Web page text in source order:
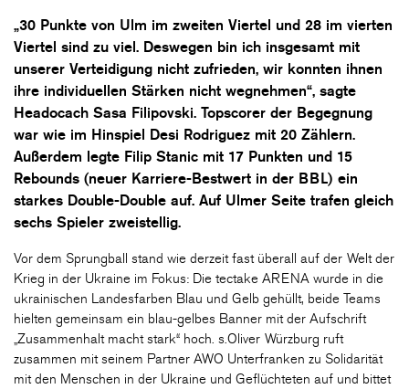
„30 Punkte von Ulm im zweiten Viertel und 28 im vierten
Viertel sind zu viel. Deswegen bin ich insgesamt mit
unserer Verteidigung nicht zufrieden, wir konnten ihnen
ihre individuellen Stärken nicht wegnehmen“, sagte
Headocach Sasa Filipovski. Topscorer der Begegnung
war wie im Hinspiel Desi Rodriguez mit 20 Zählern.
Außerdem legte Filip Stanic mit 17 Punkten und 15
Rebounds (neuer Karriere-Bestwert in der BBL) ein
starkes Double-Double auf. Auf Ulmer Seite trafen gleich
sechs Spieler zweistellig.
Vor dem Sprungball stand wie derzeit fast überall auf der Welt der
Krieg in der Ukraine im Fokus: Die tectake ARENA wurde in die
ukrainischen Landesfarben Blau und Gelb gehüllt, beide Teams
hielten gemeinsam ein blau-gelbes Banner mit der Aufschrift
„Zusammenhalt macht stark“ hoch. s.Oliver Würzburg ruft
zusammen mit seinem Partner AWO Unterfranken zu Solidarität
mit den Menschen in der Ukraine und Geflüchteten auf und bittet